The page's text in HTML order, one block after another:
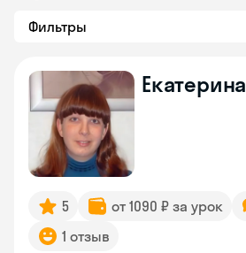
Фильтры
Екатерина
5 от 1090 ₽ за урок
1 отзыв